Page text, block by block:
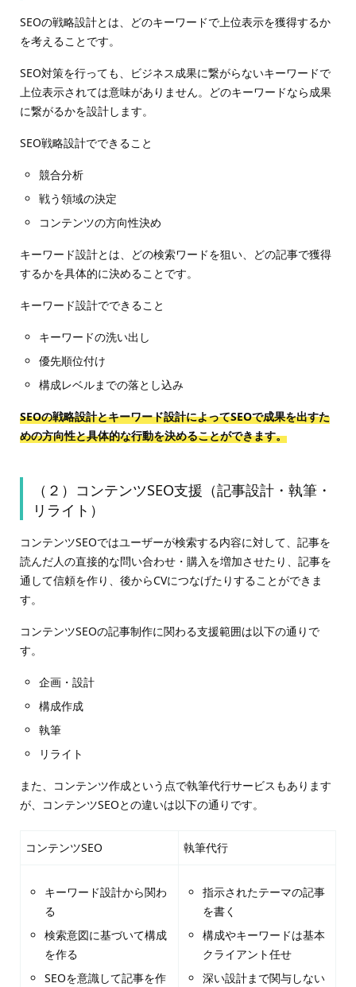
SEOの戦略設計とは、どのキーワードで上位表示を獲得するか
を考えることです。
SEO対策を行っても、ビジネス成果に繋がらないキーワードで
上位表示されては意味がありません。どのキーワードなら成果
に繋がるかを設計します。
SEO戦略設計でできること
競合分析
戦う領域の決定
コンテンツの方向性決め
キーワード設計とは、どの検索ワードを狙い、どの記事で獲得
するかを具体的に決めることです。
キーワード設計でできること
キーワードの洗い出し
優先順位付け
構成レベルまでの落とし込み
SEOの戦略設計とキーワード設計によってSEOで成果を出すた
めの方向性と具体的な行動を決めることができます。
（２）コンテンツSEO支援（記事設計・執筆・
リライト）
コンテンツSEOではユーザーが検索する内容に対して、記事を
読んだ人の直接的な問い合わせ・購入を増加させたり、記事を
通して信頼を作り、後からCVにつなげたりすることができま
す。
コンテンツSEOの記事制作に関わる支援範囲は以下の通りで
す。
企画・設計
構成作成
執筆
リライト
また、コンテンツ作成という点で執筆代行サービスもあります
が、コンテンツSEOとの違いは以下の通りです。
コンテンツSEO 執筆代行
キーワード設計から関わ
る
検索意図に基づいて構成
を作る
SEOを意識して記事を作
指示されたテーマの記事
を書く
構成やキーワードは基本
クライアント任せ
深い設計まで関与しない